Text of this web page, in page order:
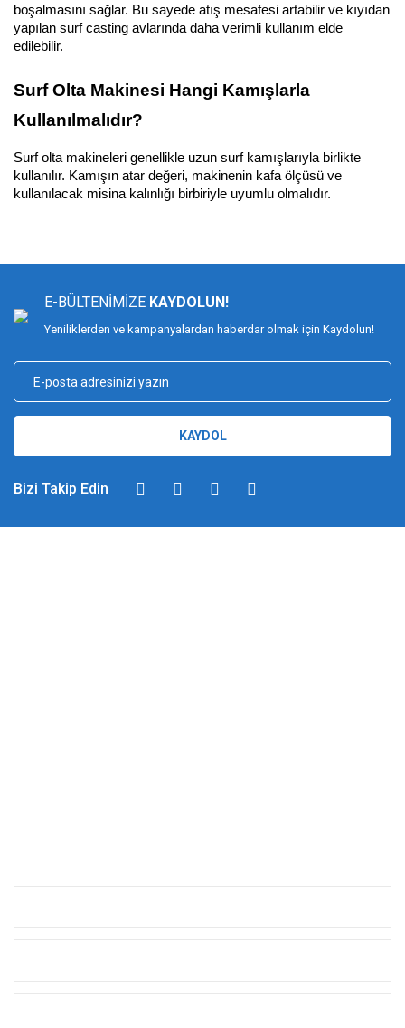
boşalmasını sağlar. Bu sayede atış mesafesi artabilir ve kıyıdan
yapılan surf casting avlarında daha verimli kullanım elde
edilebilir.
Surf Olta Makinesi Hangi Kamışlarla
Kullanılmalıdır?
Surf olta makineleri genellikle uzun surf kamışlarıyla birlikte
kullanılır. Kamışın atar değeri, makinenin kafa ölçüsü ve
kullanılacak misina kalınlığı birbiriyle uyumlu olmalıdır.
E-BÜLTENİMİZE KAYDOLUN!
Yeniliklerden ve kampanyalardan haberdar olmak için Kaydolun!
KAYDOL
Bizi Takip Edin